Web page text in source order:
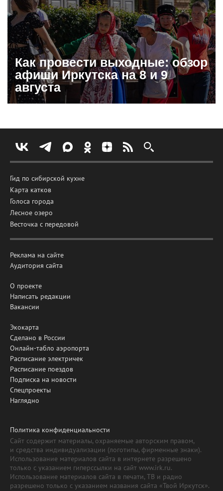
Как провести выходные: обзор
афиши Иркутска на 8 и 9
августа
Гид по сибирской кухне
Карта катков
Голоса города
Лесное озеро
Весточка с передовой
Реклама на сайте
Аудитория сайта
О проекте
Написать редакции
Вакансии
Экокарта
Сделано в России
Онлайн-табло аэропорта
Расписание электричек
Расписание поездов
Подписка на новости
Спецпроекты
Наглядно
Политика конфиденциальности
Сайт содержит материалы, охраняемые авторским правом,
и средства индивидуализации (логотипы, фирменные знаки).
Использование материалов сайта в интернете разрешено
только с указанием гиперссылки на сайт www.irk.ru.
Использование материалов сайта в печати, ТВ и радио
разрешено только с указанием названия сайта «Твой Иркутск».